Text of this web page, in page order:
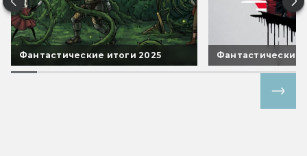
Фантастические итоги 2025 Фантастические